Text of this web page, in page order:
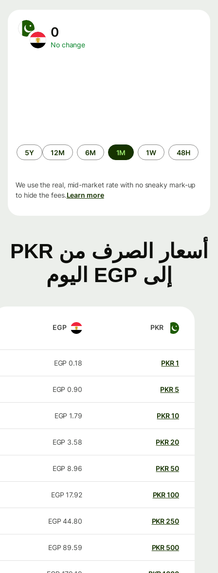
No change
الفترة
الزمنية
48H
1W
1M
6M
12M
5Y
We use the real, mid-market rate with no sneaky mark-up
to hide the fees.Learn more
أسعار الصرف من PKR
إلى EGP اليوم
PKR
EGP
PKR
0.18
EGP
PKR
0.90
EGP
PKR
1.79
EGP
20
PKR
3.58
EGP
50
PKR
8.96
EGP
100
PKR
17.92
EGP
250
PKR
44.80
EGP
500
PKR
89.59
EGP